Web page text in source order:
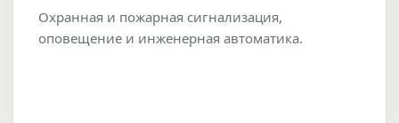
Охранная и пожарная сигнализация,
оповещение и инженерная автоматика.